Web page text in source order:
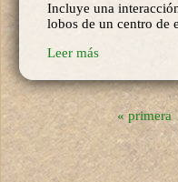
Incluye una
lobos de un centro de
Leer más
Páginas
« primera